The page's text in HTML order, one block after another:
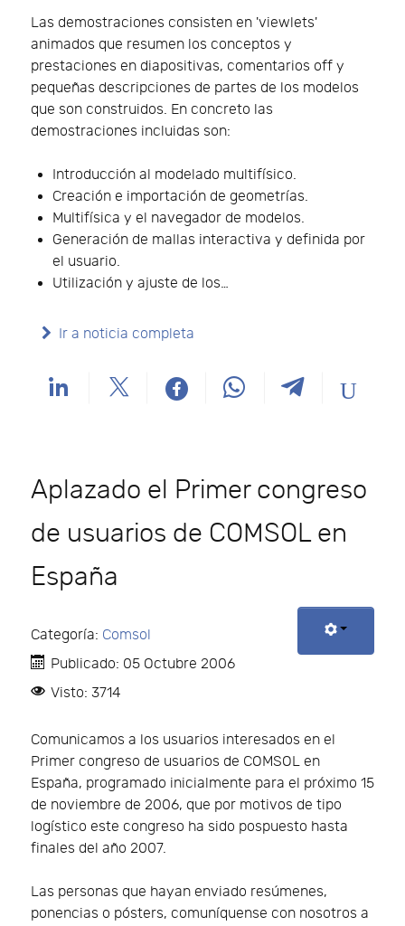
Las demostraciones consisten en 'viewlets'
animados que resumen los conceptos y
prestaciones en diapositivas, comentarios off y
pequeñas descripciones de partes de los modelos
que son construidos. En concreto las
demostraciones incluidas son:
Introducción al modelado multifísico.
Creación e importación de geometrías.
Multifísica y el navegador de modelos.
Generación de mallas interactiva y definida por
el usuario.
Utilización y ajuste de los…
Ir a noticia completa
Aplazado el Primer congreso
de usuarios de COMSOL en
España
Categoría: Comsol
Publicado: 05 Octubre 2006
Visto: 3714
Comunicamos a los usuarios interesados en el
Primer congreso de usuarios de COMSOL en
España, programado inicialmente para el próximo 15
de noviembre de 2006, que por motivos de tipo
logístico este congreso ha sido pospuesto hasta
finales del año 2007.
Las personas que hayan enviado resúmenes,
ponencias o pósters, comuníquense con nosotros a